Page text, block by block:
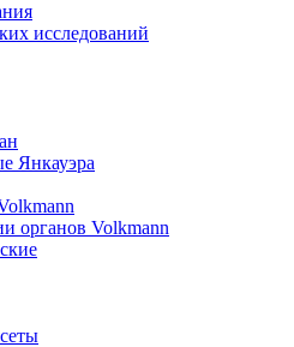
исследований
Янкауэра
органов Volkmann